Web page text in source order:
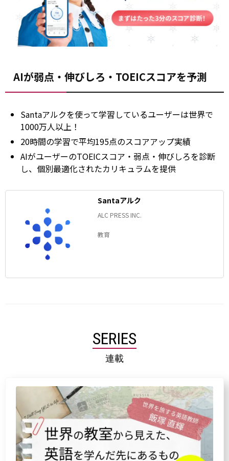
AIが弱点・伸びしろ・TOEICスコアを予測
Santaアルクを使って学習しているユーザーは世界で
1000万人以上！
20時間の学習で平均195点のスコアアップ実績
AIがユーザーのTOEICスコア・弱点・伸びしろを診断
し、個別最適化されたカリキュラムを提供
Santaアルク
ALC PRESS INC.
教育
SERIES
連載